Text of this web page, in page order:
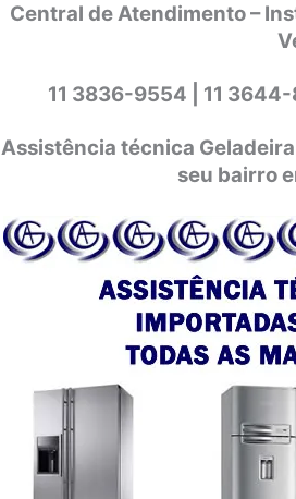
Central de Atendimento –
11 3836-9554 | 11 3644-
Assistência técnica
seu bairro